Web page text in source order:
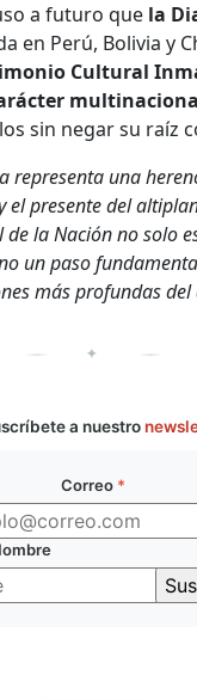
a futuro que la
en Perú, Bolivia y
Cultural
sin negar su raíz
representa una
el presente del
la Nación no solo
un paso
más profundas
✦
a nuestro
Correo *